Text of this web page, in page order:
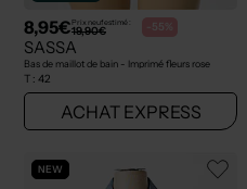
8,95€Prix neuf estimé :
19,90€ -55%
SASSA
Bas de maillot de bain - Imprimé fleurs rose
T : 42
ACHAT EXPRESS
NEW